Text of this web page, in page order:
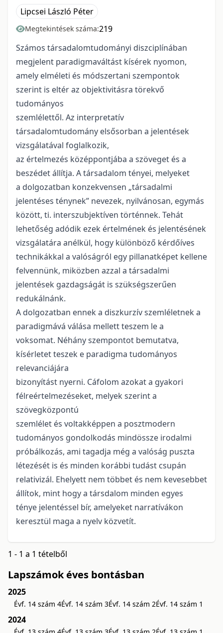
Lipcsei László Péter
Megtekintések száma:219
Számos társadalomtudományi diszciplínában
megjelent paradigmaváltást kísérek nyomon,
amely elméleti és módszertani szempontok
szerint is eltér az objektivitásra törekvő
tudományos
szemlélettől. Az interpretatív
társadalomtudomány elsősorban a jelentések
vizsgálatával foglalkozik,
az értelmezés középpontjába a szöveget és a
beszédet állítja. A társadalom tényei, melyeket
a dolgozatban konzekvensen „társadalmi
jelentéses ténynek” nevezek, nyilvánosan, egymás
között, ti. interszubjektíven történnek. Tehát
lehetőség adódik ezek értelmének és jelentésének
vizsgálatára anélkül, hogy különböző kérdőíves
technikákkal a valóságról egy pillanatképet kellene
felvennünk, miközben azzal a társadalmi
jelentések gazdagságát is szükségszerűen
redukálnánk.
A dolgozatban ennek a diszkurzív szemléletnek a
paradigmává válása mellett teszem le a
voksomat. Néhány szempontot bemutatva,
kísérletet teszek e paradigma tudományos
relevanciájára
bizonyítást nyerni. Cáfolom azokat a gyakori
félreértelmezéseket, melyek szerint a
szövegközpontú
szemlélet és voltakképpen a posztmodern
tudományos gondolkodás mindössze irodalmi
próbálkozás, ami tagadja még a valóság puszta
létezését is és minden korábbi tudást csupán
relativizál. Ehelyett nem többet és nem kevesebbet
állítok, mint hogy a társdalom minden egyes
ténye jelentéssel bír, amelyeket narratívákon
keresztül maga a nyelv közvetít.
1 - 1 a 1 tételből
Lapszámok éves bontásban
2025
Évf. 14 szám 4Évf. 14 szám 3Évf. 14 szám 2Évf. 14 szám 1
2024